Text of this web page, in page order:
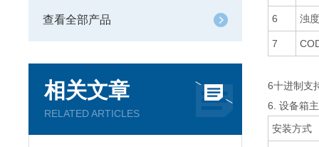
查看全部产品
相关文章
RELATED ARTICLES
6 浊度
7
6十进制支
6. 设备箱
安装方式